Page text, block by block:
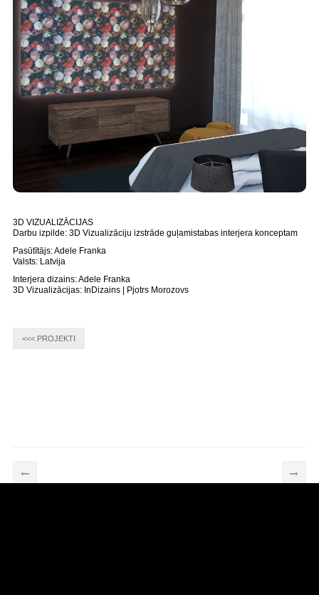
3D VIZUALIZĀCIJAS
Darbu izpilde: 3D Vizualizāciju izstrāde guļamistabas interjera konceptam
Pasūtītājs: Adele Franka
Valsts: Latvija
Interjera dizains: Adele Franka
3D Vizualizācijas: InDizains | Pjotrs Morozovs
<<< PROJEKTI